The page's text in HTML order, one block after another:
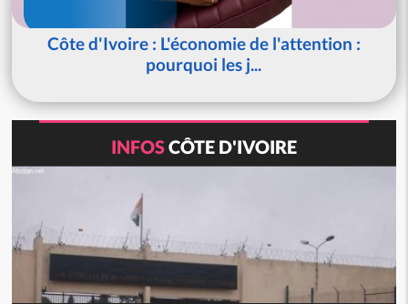
Côte d'Ivoire : L'économie de l'attention :
pourquoi les j...
INFOSCÔTE D'IVOIRE